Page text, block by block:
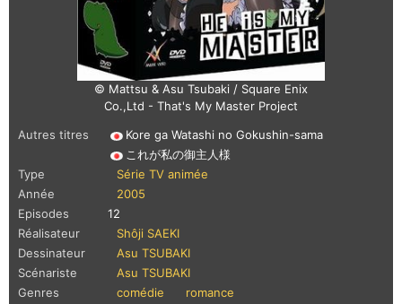
© Mattsu & Asu Tsubaki / Square Enix
Co.,Ltd - That's My Master Project
Autres titres
Kore ga Watashi no Gokushin-sama
これが私の御主人様
Type
Série TV animée
Année
2005
Episodes
12
Réalisateur
Shôji SAEKI
Dessinateur
Asu TSUBAKI
Scénariste
Asu TSUBAKI
Genres
comédie
romance